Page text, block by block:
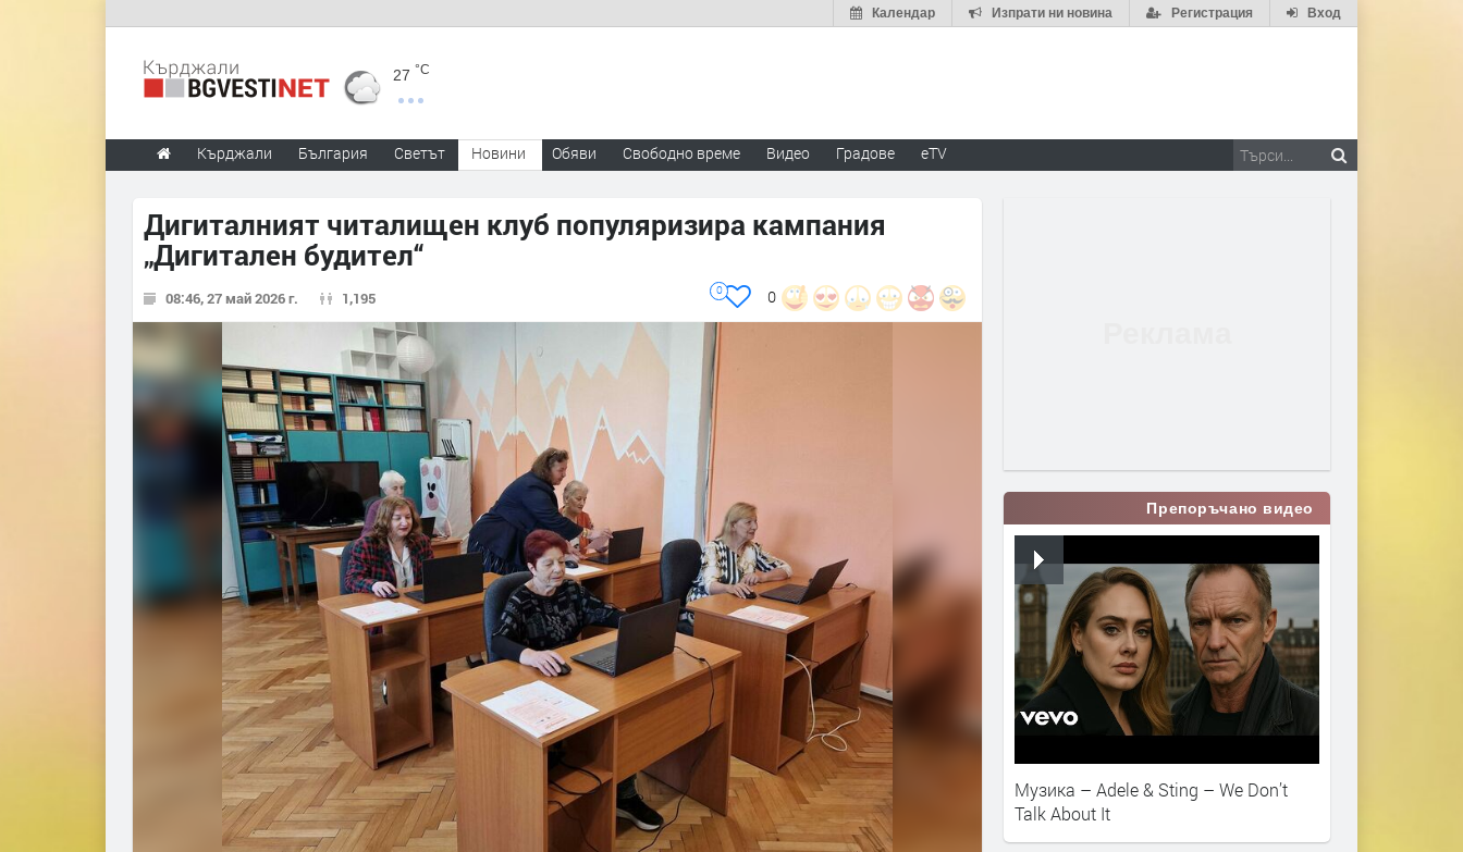
Вход
Регистрация
Изпрати ни новина
Календар
27 °C
Кърджали България Светът Новини Обяви Свободно време Видео Градове eTV
Дигиталният читалищен клуб популяризира кампания
„Дигитален будител“
08:46, 27 май 2026 г. 1,195 0
0
Препоръчано видео
Музика – Adele & Sting – We Don’t
Talk About It